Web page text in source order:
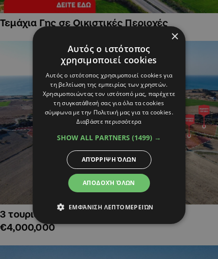
Τεμάχια Γης σε Οικιστικές Περιοχές
3 τουριστικά χωράφια στην Αλαμινό,
€4,000,000
×
Αυτός ο ιστότοπος
χρησιμοποιεί cookies
Αυτός ο ιστότοπος χρησιμοποιεί cookies για
τη βελτίωση της εμπειρίας των χρηστών.
Χρησιμοποιώντας τον ιστότοπό μας, παρέχετε
τη συγκατάθεσή σας για όλα τα cookies
σύμφωνα με την Πολιτική μας για τα cookies.
Διαβάστε περισσότερα
SHOW ALL PARTNERS (1499) →
ΑΠΟΔΟΧΉ ΌΛΩΝ
ΑΠΌΡΡΙΨΗ ΌΛΩΝ
ΕΜΦΆΝΙΣΗ ΛΕΠΤΟΜΕΡΕΙΏΝ